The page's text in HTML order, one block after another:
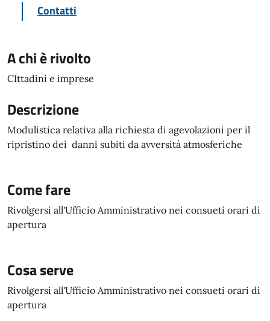
Contatti
A chi è rivolto
CIttadini e imprese
Descrizione
Modulistica relativa alla richiesta di agevolazioni per il
ripristino dei danni subiti da avversità atmosferiche
Come fare
Rivolgersi all'Ufficio Amministrativo nei consueti orari di
apertura
Cosa serve
Rivolgersi all'Ufficio Amministrativo nei consueti orari di
apertura